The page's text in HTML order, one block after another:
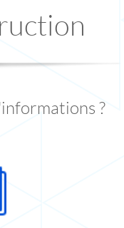
?